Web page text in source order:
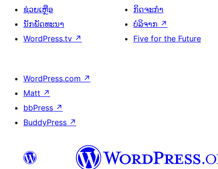
ຊ່ວຍເຫຼືອ
ນັກພັດທະນາ
WordPress.tv ↗
ກິດຈະກຳ
ບໍລິຈາກ ↗
Five for the Future
WordPress.com ↗
Matt ↗
bbPress ↗
BuddyPress ↗